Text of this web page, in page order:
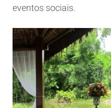
eventos sociais.